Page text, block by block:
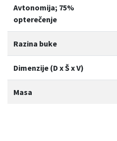
Avtonomija; 75%
opterečenje
Razina buke
Dimenzije (D x Š x V)
Masa